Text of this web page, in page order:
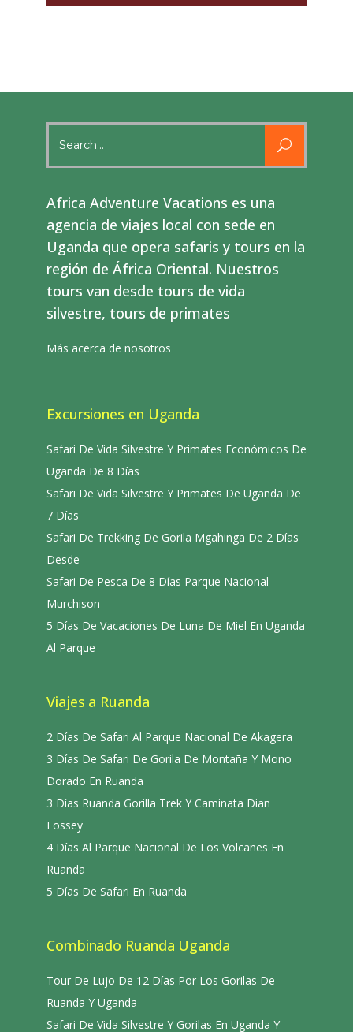
for:
Africa Adventure Vacations es una
agencia de viajes local con sede en
Uganda que opera safaris y tours en la
región de África Oriental. Nuestros
tours van desde tours de vida
silvestre, tours de primates
Más acerca de nosotros
Excursiones en Uganda
Safari De Vida Silvestre Y Primates Económicos De
Uganda De 8 Días
Safari De Vida Silvestre Y Primates De Uganda De
7 Días
Safari De Trekking De Gorila Mgahinga De 2 Días
Desde
Safari De Pesca De 8 Días Parque Nacional
Murchison
5 Días De Vacaciones De Luna De Miel En Uganda
Al Parque
Viajes a Ruanda
2 Días De Safari Al Parque Nacional De Akagera
3 Días De Safari De Gorila De Montaña Y Mono
Dorado En Ruanda
3 Días Ruanda Gorilla Trek Y Caminata Dian
Fossey
4 Días Al Parque Nacional De Los Volcanes En
Ruanda
5 Días De Safari En Ruanda
Combinado Ruanda Uganda
Tour De Lujo De 12 Días Por Los Gorilas De
Ruanda Y Uganda
Safari De Vida Silvestre Y Gorilas En Uganda Y